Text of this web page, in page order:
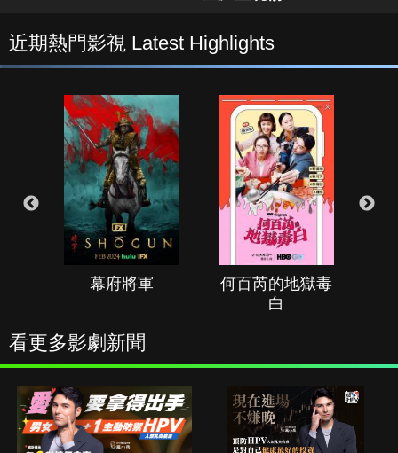
近期熱門影視 Latest Highlights
幕府將軍
何百芮的地獄毒
白
看更多影劇新聞